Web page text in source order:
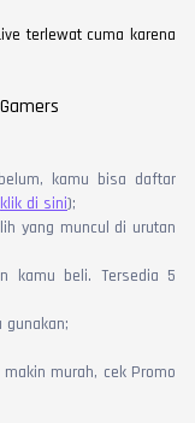
terlewat cuma karena
kamu bisa daftar
klik di sini);
yang muncul di urutan
kamu beli. Tersedia 5
gunakan;
murah, cek Promo